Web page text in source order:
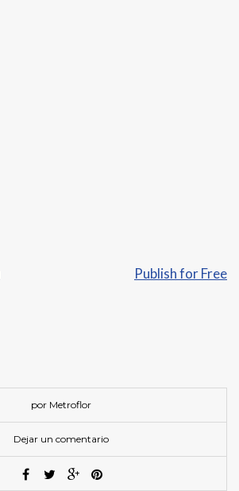
Publish for Free
por Metroflor
Dejar un comentario